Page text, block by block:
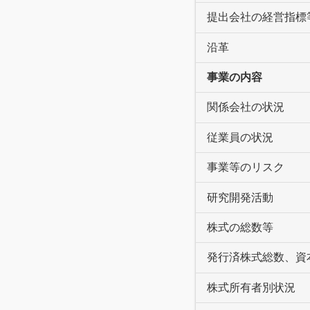
提出会社の経営指標
沿革
事業の内容
関係会社の状況
従業員の状況
事業等のリスク
研究開発活動
株式の総数等
発行済株式総数、資
株式所有者別状況